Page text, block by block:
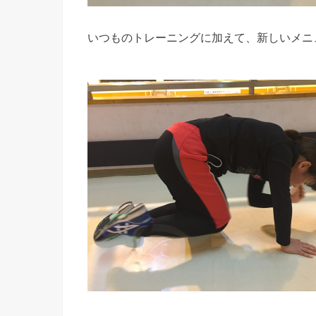
いつものトレーニングに加えて、新しいメニ